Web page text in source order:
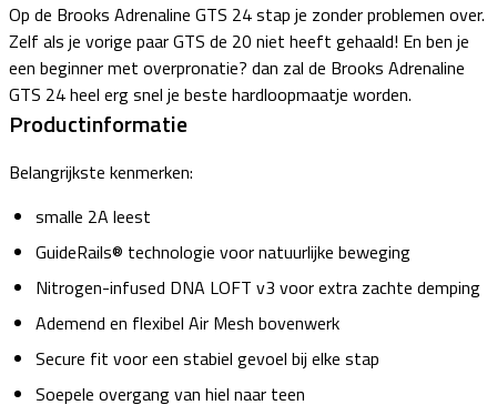
Op de Brooks Adrenaline GTS 24 stap je zonder problemen over.
Zelf als je vorige paar GTS de 20 niet heeft gehaald! En ben je
een beginner met overpronatie? dan zal de Brooks Adrenaline
GTS 24 heel erg snel je beste hardloopmaatje worden.
Productinformatie
Belangrijkste kenmerken:
smalle 2A leest
GuideRails® technologie voor natuurlijke beweging
Nitrogen-infused DNA LOFT v3 voor extra zachte demping
Ademend en flexibel Air Mesh bovenwerk
Secure fit voor een stabiel gevoel bij elke stap
Soepele overgang van hiel naar teen